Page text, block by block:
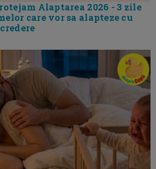
Alaptarea 2026 - 3 zile
care vor sa alapteze cu